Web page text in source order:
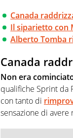
Canada
Il siparietto con
Alberto Tomba
Canada
Non era
qualifiche Sprint da
con tanto di
sensazione di